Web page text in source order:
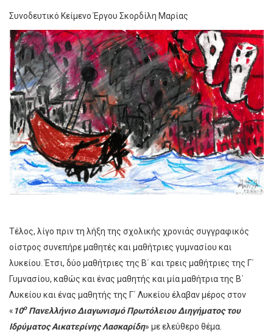
Συνοδευτικό Κείμενο Έργου Σκορδίλη Μαρίας
Τέλος, λίγο πριν τη λήξη της σχολικής χρονιάς συγγραφικός
οίστρος συνεπήρε μαθητές και μαθήτριες γυμνασίου και
λυκείου. Έτσι, δύο μαθήτριες της Β΄ και τρεις μαθήτριες της Γ΄
Γυμνασίου, καθώς και ένας μαθητής και μία μαθήτρια της Β΄
Λυκείου και ένας μαθητής της Γ΄ Λυκείου έλαβαν μέρος στον
« 10οΠανελλήνιο Διαγωνισμό Πρωτόλειου Διηγήματος του
Ιδρύματος Αικατερίνης Λασκαρίδη» με ελεύθερο θέμα.